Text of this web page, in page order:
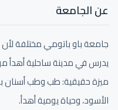
عن الجامعة
جامعة باو باتومي مختلفة لأن
يدرس في مدينة ساحلية أهدأ
ميزة حقيقية: طب وطب أسنان
الأسود، وحياة يومية أهدأ.